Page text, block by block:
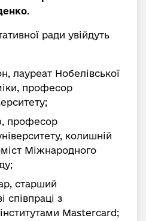
.
ради увійдуть
лауреат Нобелівської
професор
професор
колишній
Міжнародного
старший
співпраці з
Mastercard;